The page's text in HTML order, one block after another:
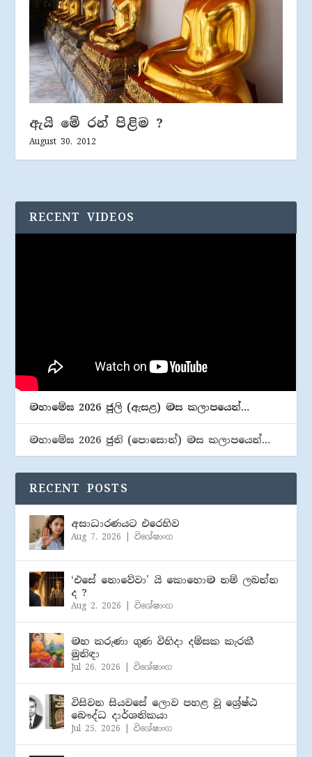
ඇයි මේ රන් පිළිම ?
August 30, 2012
RECENT VIDEOS
මහාමේඝ 2026 ජූලි (​ඇසළ) මස කලාපයෙන්…
මහාමේඝ 2026 ජුනි (​පොසොන්) මස කලාපයෙන්…
RECENT POSTS
අසාධාරණයට එරෙහිව
Aug 7, 2026 |විශේෂාංග
‘එසේ නොවේවා’ යි කොහොම නම් ලබන්න
ද ?
Aug 2, 2026 |විශේෂාංග
මහ කරුණා ගුණ විහිදා දම්සක කැරකී
මුනිඳා
Jul 26, 2026 |විශේෂාංග
විසිවන සියවසේ ලොව පහළ වූ ශ්‍රේෂ්ඨ
බෞද්ධ දාර්ශනිකයා
Jul 25, 2026 |විශේෂාංග